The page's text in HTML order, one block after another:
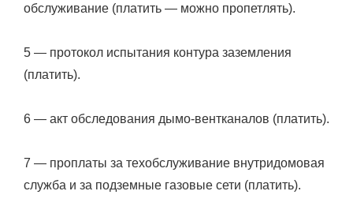
обслуживание (платить — можно пропетлять).
5 — протокол испытания контура заземления
(платить).
6 — акт обследования дымо-вентканалов (платить).
7 — проплаты за техобслуживание внутридомовая
служба и за подземные газовые сети (платить).